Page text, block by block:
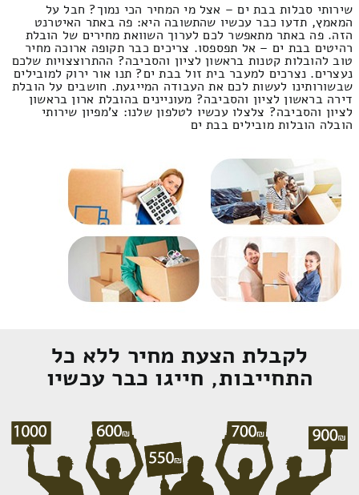
שירותי סבלות בבת ים – אצל מי המחיר הכי נמוך? חבל על
המאמץ, תדעו כבר עכשיו שהתשובה היא: פה באתר האיטרנט
הזה. פה באתר מתאפשר לכם לערוך השוואת מחירים של הובלת
רהיטים בבת ים – אל תפספסו. צריכים כבר תקופה ארוכה מחיר
טוב להובלות קטנות בראשון לציון והסביבה? ההתרוצצויות שלכם
נעצרים. נצרכים למעבר בית זול בבת ים? תנו אור ירוק למובילים
שבשורותינו לעשות לכם את העבודה המייגעת. חושבים על הובלת
דירה בראשון לציון והסביבה? מעוניינים בהובלת ארון בראשון
לציון והסביבה? צלצלו עכשיו לטלפון שלנו: צ'מפיון שירותי
הובלה הובלות מובילים בבת ים
לקבלת הצעת מחיר ללא כל
התחייבות, חייגו כבר עכשיו